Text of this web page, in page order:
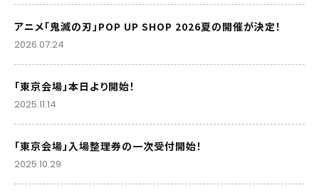
アニメ「鬼滅の刃」POP UP SHOP 2026夏の開催が決定！
2026.07.24
「東京会場」本日より開始！
2025.11.14
「東京会場」入場整理券の一次受付開始！
2025.10.29